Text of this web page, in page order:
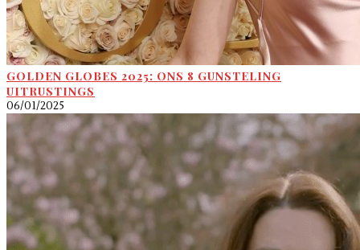
GOLDEN GLOBES 2025: ONS 8 GUNSTELING
UITRUSTINGS
06/01/2025